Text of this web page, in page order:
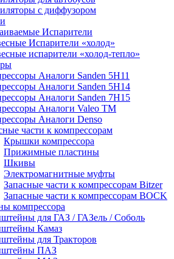
с диффузором
Испарители
Испарители «холод»
испарители «холод-тепло»
Аналоги Sanden 5H11
Аналоги Sanden 5H14
Аналоги Sanden 7H15
Аналоги Valeo ТМ
Аналоги Denso
части к компрессорам
Крышки компрессора
Прижимные пластины
Шкивы
Электромагнитные муфты
Запасные части к компрессорам Bitzer
Запасные части к компрессорам BOCK
компрессора
для ГАЗ / ГАЗель / Соболь
Камаз
для Тракторов
ПАЗ